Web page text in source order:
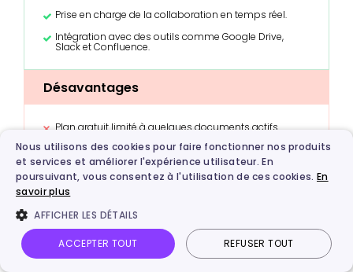
Prise en charge de la collaboration en temps réel.
Intégration avec des outils comme Google Drive,
Slack et Confluence.
Désavantages
Plan gratuit limité à quelques documents actifs.
Moins populaire → communauté d’utilisateurs plus
réduite.
Peu de fonctions automatisées ou IA.
6. Miro
Nous utilisons des cookies pour faire fonctionner nos produits
et services et améliorer l'expérience utilisateur. En
poursuivant, vous consentez à l'utilisation de ces cookies. En
savoir plus
AFFICHER LES DÉTAILS
ACCEPTER TOUT REFUSER TOUT